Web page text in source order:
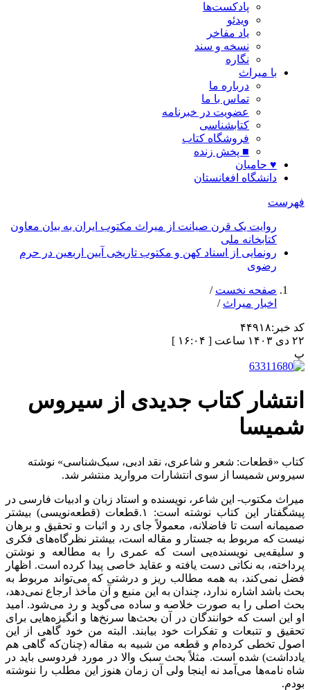
پادکست‌ها
ویدئو
یاد مفاخر
نسخه و سند
نگاره
با میراث
درباره ما
تماس با ما
عضویت در خبرنامه
کتابشناسی
فروشگاه کتاب
■ پخش زنده
♥ حامیان
دانشگاه افغانستان
فهرست
روایت یک قرن صیانت از میراث مکتوب ایران به بیان معاون
کتابخانه ملی
رونمایی از اسناد کهن و مکتوب تاریخی آیین اربعین در حرم
رضوی
صفحه نخست /
اخبار میراث /
کد خبر:۴۴۹۱۸
۲۲ دی ۱۴۰۳ ساعت [ ۱۶:۰۴ ]
پ
انتشار کتاب جدیدی از سیروس
شمیسا
کتاب «قطعات: شعر و شاعری، نقد ادبی، سبک‌شناسی» نوشته
سیروس شمیسا از سوی انتشارات مروارید منتشر شد.
میراث مکتوب- این شاعر، نویسنده و استاد زبان و ادبیات فارسی در
پیشگفتار این کتاب نوشته است: ۱.قطعات (قطعه‌نویسی) بیشتر
صمیمانه است تا فاضلانه، معمولاً جای رد و اثبات و تحقیق و برهان
نیست که مربوط به جستار و مقاله است، بیشتر نظرگاه‌های فکری
و سلیقه‌یی نویسنده‌یی است که عمری را به مطالعه و نوشتن
پرداخته، به نکاتی دست یافته و عقاید خاصی پیدا کرده است. اظهار
فضل نمی‌کند، به همه مطالب ریز و درشتی که می‌تواند مربوط به
بحث باشد اشاره ندارد، چندان به این منبع و آن مأخذ ارجاع نمی‌دهد،
بحث اصلی را به صورت خلاصه و ساده می‌گوید و رد می‌شود. امید
او این است که خوانندگان در آن بحث‌ها سرنخ‌ها و انگیزه‌هایی برای
تحقیق و تتبعات و تفکرات خود بیابند. البته من خود گاهی از این
اصول تخطی کرده‌ام و قطعه من شبیه به مقاله (چنان‌که گاهی هم
یادداشت) شده است. مثلاً بحث سبک والا در مورد فردوسی باید در
شاه نامه‌ها می‌آمد نه اینجا ولی آن زمان هنوز این مطلب را ننوشته
بودم.